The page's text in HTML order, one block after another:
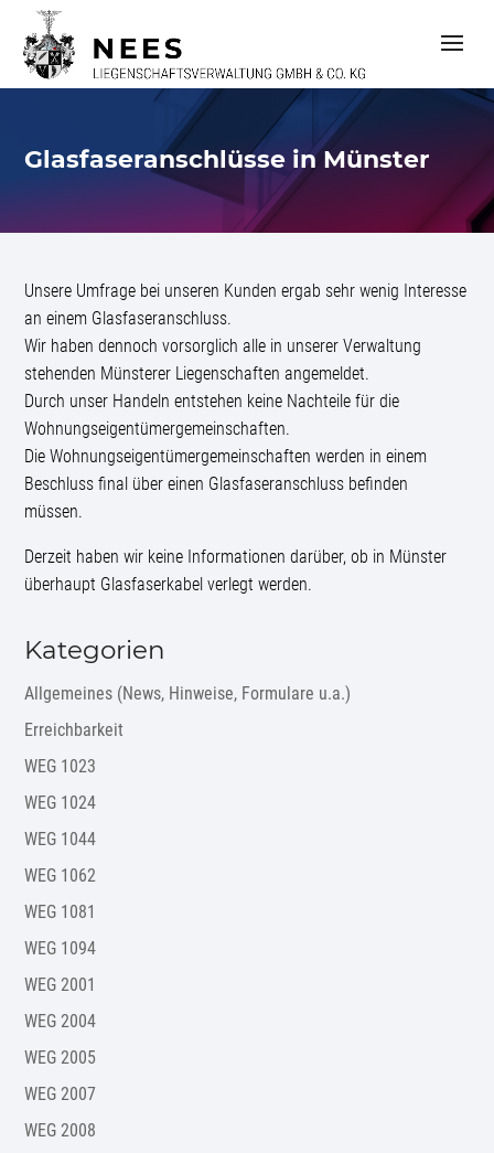
e
Glasfaseranschlüsse in Münster
Kategorien
Allgemeines (News, Hinweise, Formulare u.a.)
Erreichbarkeit
WEG 1023
WEG 1024
WEG 1044
WEG 1062
WEG 1081
WEG 1094
WEG 2001
WEG 2004
WEG 2005
WEG 2007
WEG 2008
Unsere Umfrage bei unseren Kunden ergab sehr wenig Interesse
an einem Glasfaseranschluss.
Wir haben dennoch vorsorglich alle in unserer Verwaltung
stehenden Münsterer Liegenschaften angemeldet.
Durch unser Handeln entstehen keine Nachteile für die
Wohnungseigentümergemeinschaften.
Die Wohnungseigentümergemeinschaften werden in einem
Beschluss final über einen Glasfaseranschluss befinden
müssen.
Derzeit haben wir keine Informationen darüber, ob in Münster
überhaupt Glasfaserkabel verlegt werden.